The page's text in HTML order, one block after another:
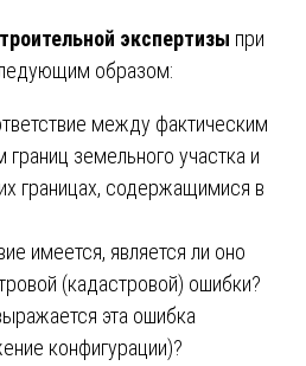
экспертизы при
образом:
между фактическим
земельного участка и
границах, содержащимися в
имеется, является ли оно
(кадастровой) ошибки?
эта ошибка
конфигурации)?